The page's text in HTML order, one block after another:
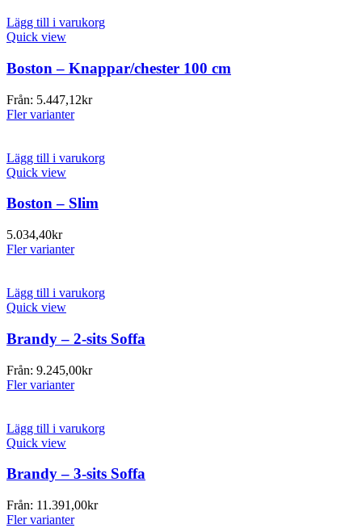
Lägg till i varukorg
Quick view
Boston – Knappar/chester 100 cm
Från: 5.447,12kr
Fler varianter
Lägg till i varukorg
Quick view
Boston – Slim
5.034,40kr
Fler varianter
Lägg till i varukorg
Quick view
Brandy – 2-sits Soffa
Från: 9.245,00kr
Fler varianter
Lägg till i varukorg
Quick view
Brandy – 3-sits Soffa
Från: 11.391,00kr
Fler varianter